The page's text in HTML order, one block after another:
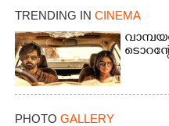
TRENDING IN CINEMA
PHOTO GALLERY